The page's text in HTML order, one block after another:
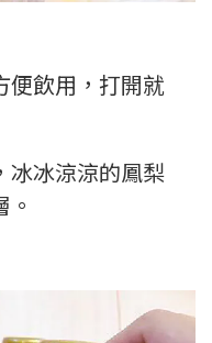
便飲用，打開就
冰冰涼涼的鳳梨